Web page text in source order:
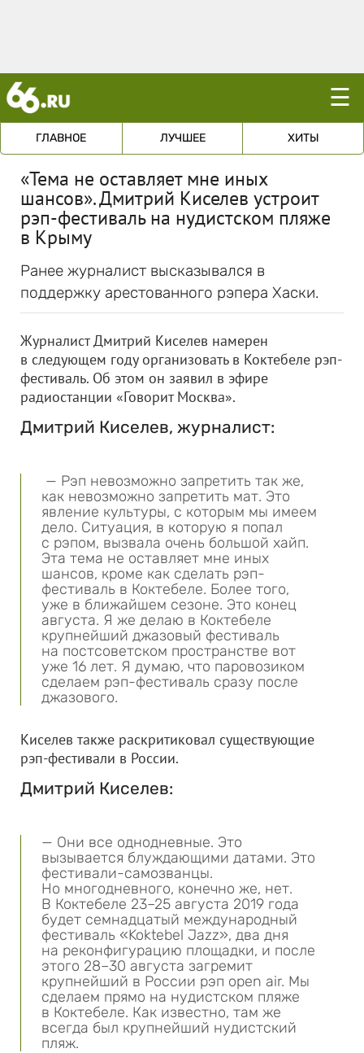
☰
ГЛАВНОЕ ЛУЧШЕЕ ХИТЫ
«Тема не оставляет мне иных
шансов». Дмитрий Киселев устроит
рэп-фестиваль на нудистском пляже
в Крыму
Ранее журналист высказывался в
поддержку арестованного рэпера Хаски.
Журналист Дмитрий Киселев намерен
в следующем году организовать в Коктебеле рэп-
фестиваль. Об этом он заявил в эфире
радиостанции «Говорит Москва».
Дмитрий Киселев, журналист:
— Рэп невозможно запретить так же,
как невозможно запретить мат. Это
явление культуры, с которым мы имеем
дело. Ситуация, в которую я попал
с рэпом, вызвала очень большой хайп.
Эта тема не оставляет мне иных
шансов, кроме как сделать рэп-
фестиваль в Коктебеле. Более того,
уже в ближайшем сезоне. Это конец
августа. Я же делаю в Коктебеле
крупнейший джазовый фестиваль
на постсоветском пространстве вот
уже 16 лет. Я думаю, что паровозиком
сделаем рэп-фестиваль сразу после
джазового.
Киселев также раскритиковал существующие
рэп-фестивали в России.
Дмитрий Киселев:
— Они все однодневные. Это
вызывается блуждающими датами. Это
фестивали-самозванцы.
Но многодневного, конечно же, нет.
В Коктебеле 23–25 августа 2019 года
будет семнадцатый международный
фестиваль «Koktebel Jazz», два дня
на реконфигурацию площадки, и после
этого 28–30 августа загремит
крупнейший в России рэп open air. Мы
сделаем прямо на нудистском пляже
в Коктебеле. Как известно, там же
всегда был крупнейший нудистский
пляж.